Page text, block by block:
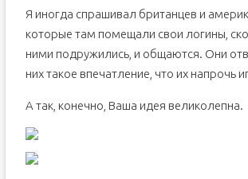
Я иногда спрашивал британцев и
которые там помещали свои логины,
ними подружились, и общаются. Они
них такое впечатление, что их напрочь
А так, конечно, Ваша идея великолепна.